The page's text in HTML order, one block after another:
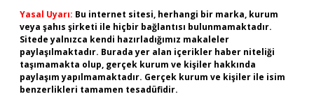
Yasal Uyarı: Bu internet sitesi, herhangi bir marka, kurum
veya şahıs şirketi ile hiçbir bağlantısı bulunmamaktadır.
Sitede yalnızca kendi hazırladığımız makaleler
paylaşılmaktadır. Burada yer alan içerikler haber niteliği
taşımamakta olup, gerçek kurum ve kişiler hakkında
paylaşım yapılmamaktadır. Gerçek kurum ve kişiler ile isim
benzerlikleri tamamen tesadüfidir.